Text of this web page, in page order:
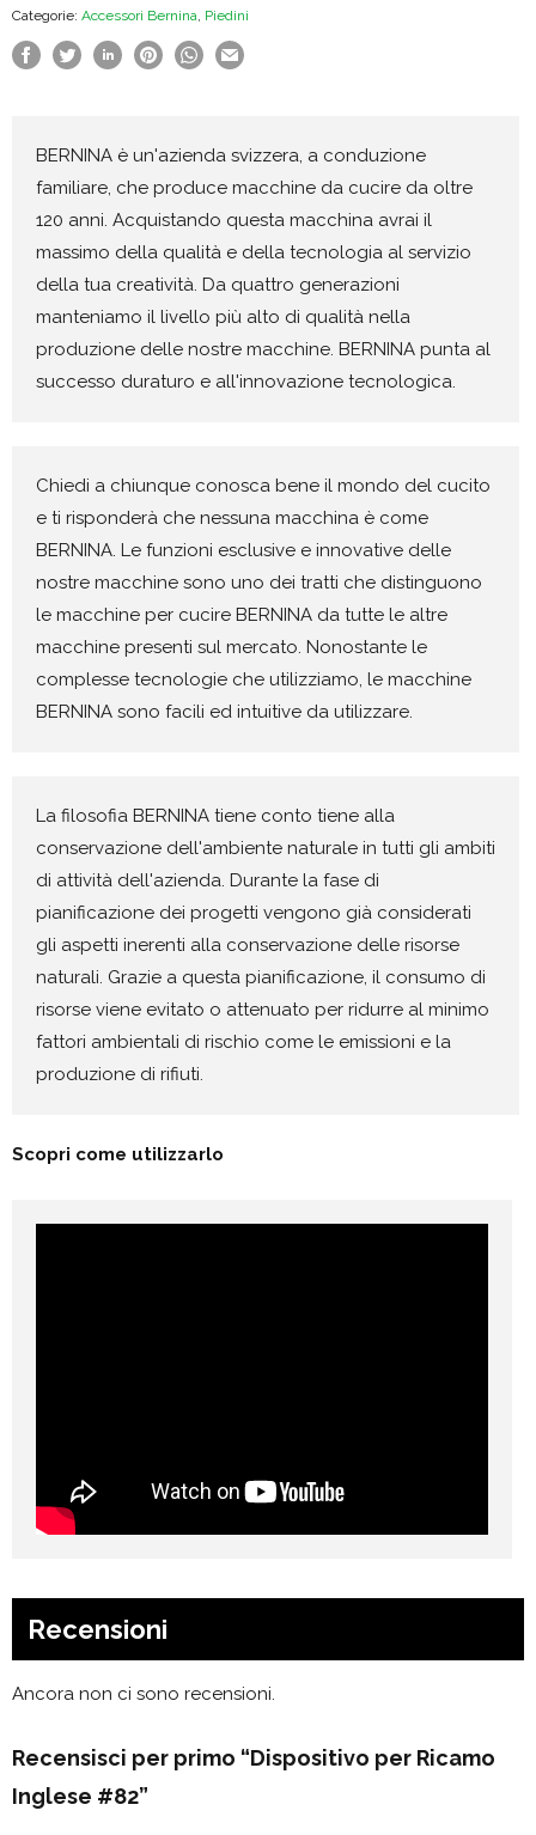
Categorie: Accessori Bernina, Piedini
BERNINA è un'azienda svizzera, a conduzione
familiare, che produce macchine da cucire da oltre
120 anni. Acquistando questa macchina avrai il
massimo della qualità e della tecnologia al servizio
della tua creatività. Da quattro generazioni
manteniamo il livello più alto di qualità nella
produzione delle nostre macchine. BERNINA punta al
successo duraturo e all'innovazione tecnologica.
Chiedi a chiunque conosca bene il mondo del cucito
e ti risponderà che nessuna macchina è come
BERNINA. Le funzioni esclusive e innovative delle
nostre macchine sono uno dei tratti che distinguono
le macchine per cucire BERNINA da tutte le altre
macchine presenti sul mercato. Nonostante le
complesse tecnologie che utilizziamo, le macchine
BERNINA sono facili ed intuitive da utilizzare.
La filosofia BERNINA tiene conto tiene alla
conservazione dell'ambiente naturale in tutti gli ambiti
di attività dell'azienda. Durante la fase di
pianificazione dei progetti vengono già considerati
gli aspetti inerenti alla conservazione delle risorse
naturali. Grazie a questa pianificazione, il consumo di
risorse viene evitato o attenuato per ridurre al minimo
fattori ambientali di rischio come le emissioni e la
produzione di rifiuti.
Scopri come utilizzarlo
Recensioni
Ancora non ci sono recensioni.
Recensisci per primo “Dispositivo per Ricamo
Inglese #82”